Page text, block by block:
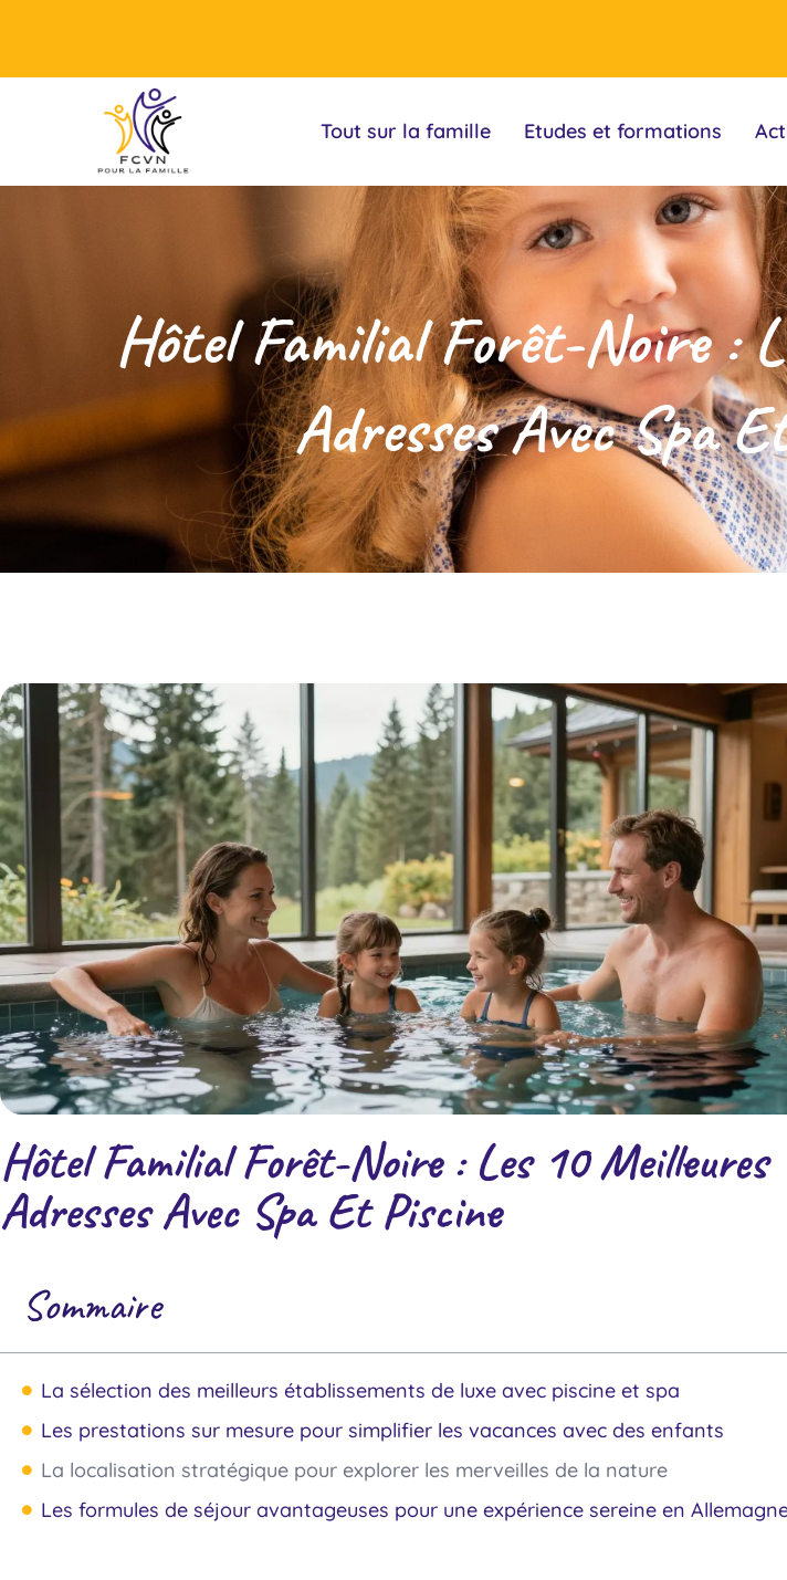
Tout sur la famille Etudes et formations
Hôtel Familial Forêt-Noire :
Adresses Avec Spa
Hôtel Familial Forêt-Noire : Les 10 Meilleures
Adresses Avec Spa Et Piscine
Sommaire
La sélection des meilleurs établissements de luxe avec piscine et spa
Les prestations sur mesure pour simplifier les vacances avec des enfants
La localisation stratégique pour explorer les merveilles de la nature
Les formules de séjour avantageuses pour une expérience sereine en